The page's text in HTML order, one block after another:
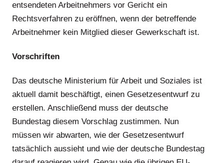
entsendeten Arbeitnehmers vor Gericht ein
Rechtsverfahren zu eröffnen, wenn der betreffende
Arbeitnehmer kein Mitglied dieser Gewerkschaft ist.
Vorschriften
Das deutsche Ministerium für Arbeit und Soziales ist
aktuell damit beschäftigt, einen Gesetzesentwurf zu
erstellen. Anschließend muss der deutsche
Bundestag diesem Vorschlag zustimmen. Nun
müssen wir abwarten, wie der Gesetzesentwurf
tatsächlich aussieht und wie der deutsche Bundestag